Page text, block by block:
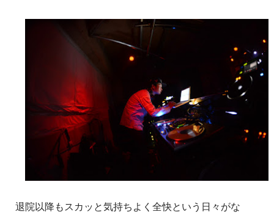
退院以降もスカッと気持ちよく全快という日々がな